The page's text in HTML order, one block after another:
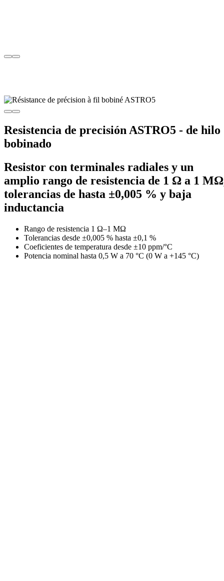
Resistencia de precisión ASTRO5 - de hilo
bobinado
Resistor con terminales radiales y un
amplio rango de resistencia de 1 Ω a 1
tolerancias de hasta ±0,005 % y baja
inductancia
Rango de resistencia 1 Ω–1 MΩ
Tolerancias desde ±0,005 % hasta ±0,1 %
Coeficientes de temperatura desde ±10 ppm/°C
Potencia nominal hasta 0,5 W a 70 °C (0 W a +145 °C)